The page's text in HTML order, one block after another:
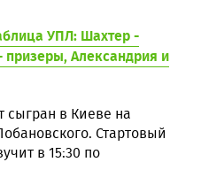
УПЛ: Шахтер -
Александрия и
сыгран в Киеве на
Стартовый
в 15:30 по